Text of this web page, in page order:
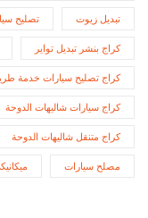
تبديل زيوت تصليح
كراج بنشر تبديل تواير
كراج تصليح سيارات خدمة
كراج سيارات شاليهات الدوحة
كراج متنقل شاليهات الدوحة
مصلح سيارات